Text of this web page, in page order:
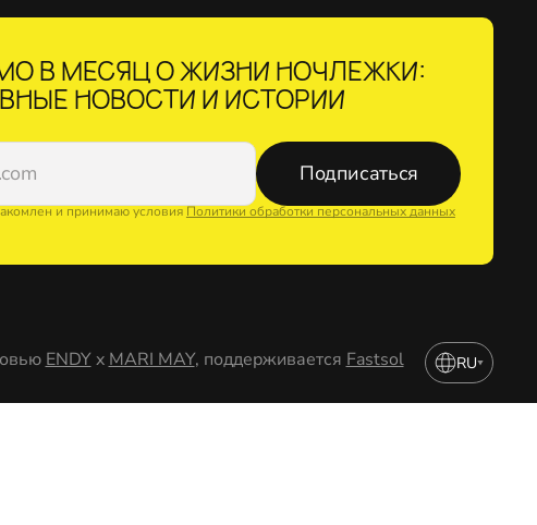
В МЕСЯЦ О ЖИЗНИ НОЧЛЕЖКИ:
НОВОСТИ И ИСТОРИИ
Подписаться
и принимаю условияПолитики обработки персональных данных
ENDY x MARI MAY, поддерживается Fastsol RU